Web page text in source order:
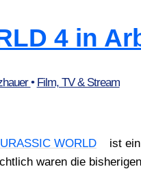
4 in
• Film, TV & Stream
WORLD
ist
waren die